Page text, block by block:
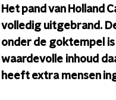
Het pand van Holland
volledig uitgebrand.
onder de goktempel is
waardevolle inhoud
heeft extra mensen